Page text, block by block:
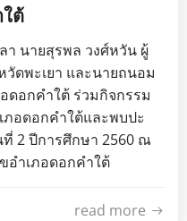
ต้
า นายสุรพล วงศ์หวัน ผู้
ดพะเยา และนายถนอม
ดอกคำใต้ ร่วมกิจกรรม
อดอกคำใต้และพบปะ
2 ปีการศึกษา 2560 ณ
ำเภอดอกคำใต้
read more